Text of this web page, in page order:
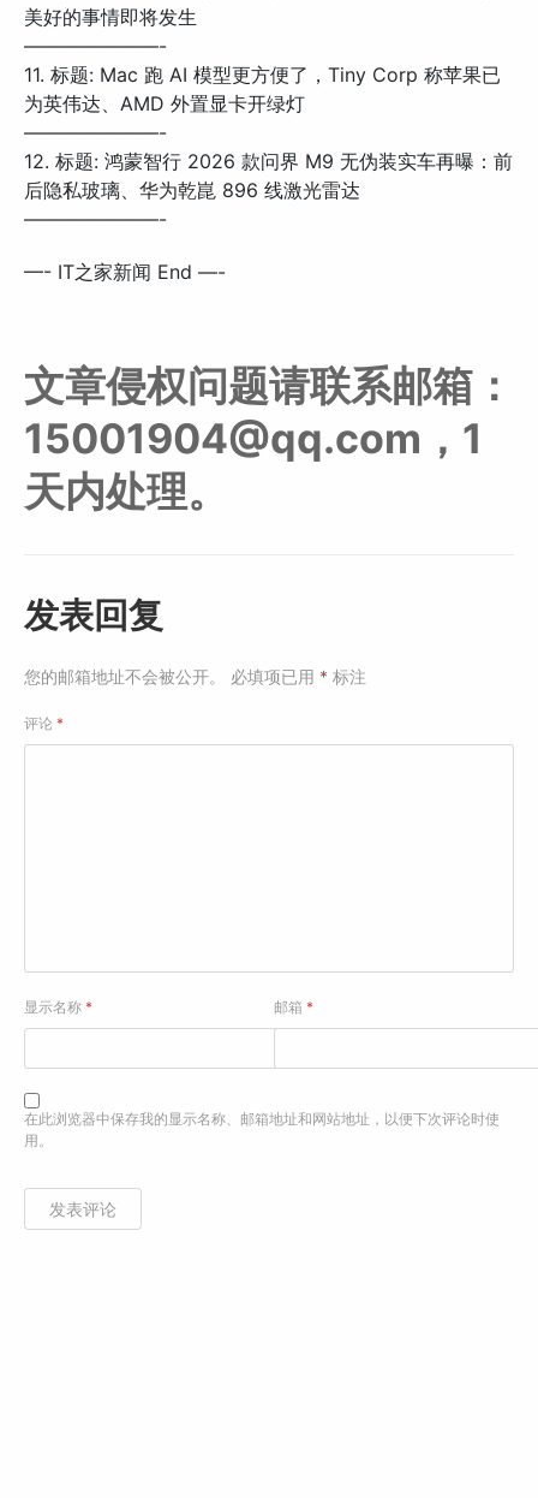
美好的事情即将发生
———————-
11. 标题: Mac 跑 AI 模型更方便了，Tiny Corp 称苹果已
为英伟达、AMD 外置显卡开绿灯
———————-
12. 标题: 鸿蒙智行 2026 款问界 M9 无伪装实车再曝：前
后隐私玻璃、华为乾崑 896 线激光雷达
———————-
—- IT之家新闻 End —-
文章侵权问题请联系邮箱：
15001904@qq.com，1
天内处理。
发表回复
您的邮箱地址不会被公开。 必填项已用 * 标注
评论 *
显示名称 * 邮箱*
在此浏览器中保存我的显示名称、邮箱地址和网站地址，以便下次评论时使
用。